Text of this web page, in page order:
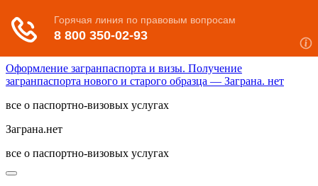
Оформление загранпаспорта и визы. Получение
загранпаспорта нового и старого образца — Заграна. нет
все о паспортно-визовых услугах
Заграна.нет
все о паспортно-визовых услугах